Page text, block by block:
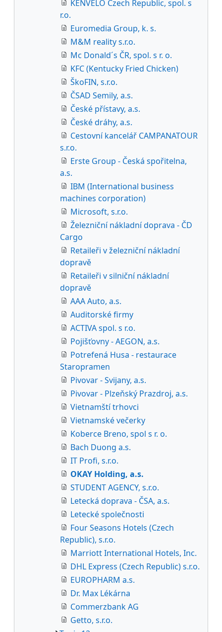
KENVELO Czech Republic, spol. s
r.o.
Euromedia Group, k. s.
M&M reality s.r.o.
Mc Donald´s ČR, spol. s r. o.
KFC (Kentucky Fried Chicken)
ŠkoFIN, s.r.o.
ČSAD Semily, a.s.
České přístavy, a.s.
České dráhy, a.s.
Cestovní kancelář CAMPANATOUR
s.r.o.
Erste Group - Česká spořitelna,
a.s.
IBM (International business
machines corporation)
Microsoft, s.r.o.
Železniční nákladní doprava - ČD
Cargo
Retaileři v železniční nákladní
dopravě
Retaileři v silniční nákladní
dopravě
AAA Auto, a.s.
Auditorské firmy
ACTIVA spol. s r.o.
Pojišťovny - AEGON, a.s.
Potrefená Husa - restaurace
Staropramen
Pivovar - Svijany, a.s.
Pivovar - Plzeňský Prazdroj, a.s.
Vietnamští trhovci
Vietnamské večerky
Koberce Breno, spol s r. o.
Bach Duong a.s.
IT Profi, s.r.o.
OKAY Holding, a.s.
STUDENT AGENCY, s.r.o.
Letecká doprava - ČSA, a.s.
Letecké společnosti
Four Seasons Hotels (Czech
Republic), s.r.o.
Marriott International Hotels, Inc.
DHL Express (Czech Republic) s.r.o.
EUROPHARM a.s.
Dr. Max Lékárna
Commerzbank AG
Getto, s.r.o.